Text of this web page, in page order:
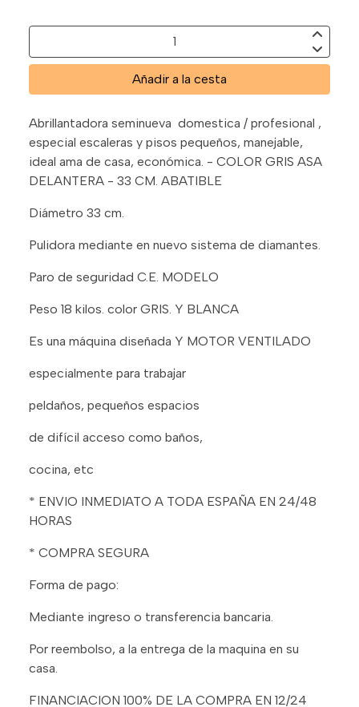
Añadir a la cesta
Abrillantadora seminueva domestica / profesional ,
especial escaleras y pisos pequeños, manejable,
ideal ama de casa, económica. - COLOR GRIS ASA
DELANTERA - 33 CM. ABATIBLE
Diámetro 33 cm.
Pulidora mediante en nuevo sistema de diamantes.
Paro de seguridad C.E. MODELO
Peso 18 kilos. color GRIS. Y BLANCA
Es una máquina diseñada Y MOTOR VENTILADO
especialmente para trabajar
peldaños, pequeños espacios
de difícil acceso como baños,
cocina, etc
* ENVIO INMEDIATO A TODA ESPAÑA EN 24/48
HORAS
* COMPRA SEGURA
Forma de pago:
Mediante ingreso o transferencia bancaria.
Por reembolso, a la entrega de la maquina en su
casa.
FINANCIACION 100% DE LA COMPRA EN 12/24